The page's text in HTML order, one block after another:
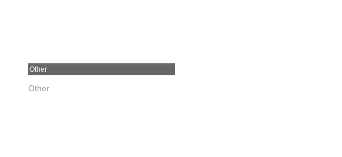
Other
Other